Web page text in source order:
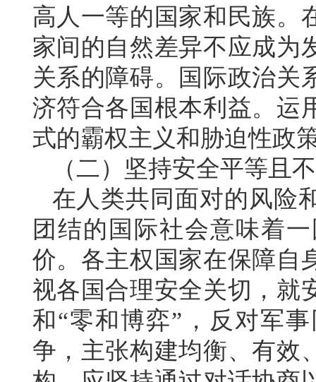
高人一等的国家和民族。
家间的自然差异不应成为
关系的障碍。国际政治关
济符合各国根本利益。运
式的霸权主义和胁迫性政
（二）坚持安全平等且
在人类共同面对的风险
团结的国际社会意味着
价。各主权国家在保障自
视各国合理安全关切，就
和“零和博弈”，反对军
争，主张构建均衡、有效